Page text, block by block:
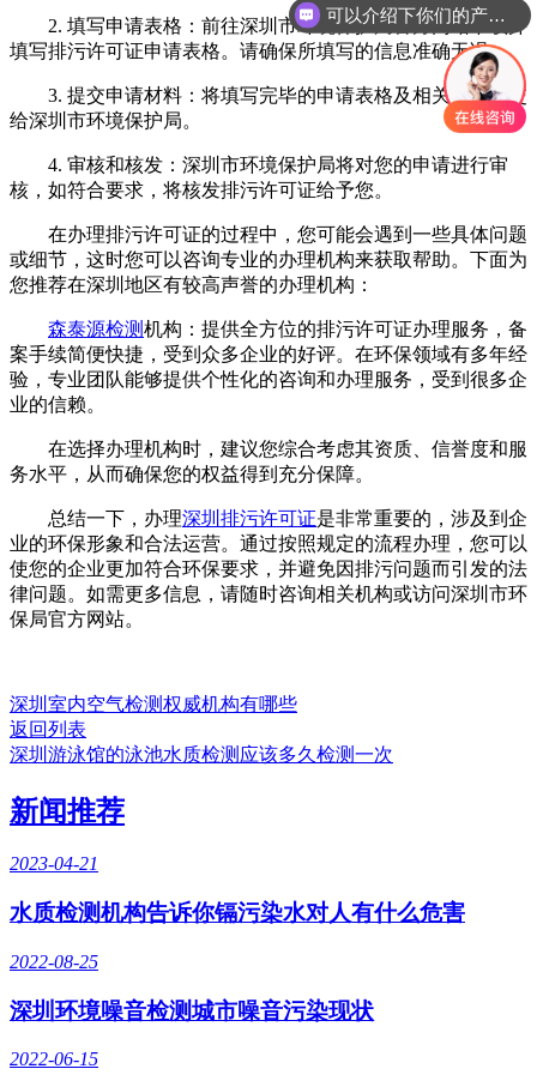
2. 填写申请表格：前往深圳市环境保护局官方网站下载并
填写排污许可证申请表格。请确保所填写的信息准确无误。
3. 提交申请材料：将填写完毕的申请表格及相关附件提交
给深圳市环境保护局。
4. 审核和核发：深圳市环境保护局将对您的申请进行审
核，如符合要求，将核发排污许可证给予您。
在办理排污许可证的过程中，您可能会遇到一些具体问题
或细节，这时您可以咨询专业的办理机构来获取帮助。下面为
您推荐在深圳地区有较高声誉的办理机构：
森泰源检测机构：提供全方位的排污许可证办理服务，备
案手续简便快捷，受到众多企业的好评。在环保领域有多年经
验，专业团队能够提供个性化的咨询和办理服务，受到很多企
业的信赖。
在选择办理机构时，建议您综合考虑其资质、信誉度和服
务水平，从而确保您的权益得到充分保障。
总结一下，办理深圳排污许可证是非常重要的，涉及到企
业的环保形象和合法运营。通过按照规定的流程办理，您可以
使您的企业更加符合环保要求，并避免因排污问题而引发的法
律问题。如需更多信息，请随时咨询相关机构或访问深圳市环
保局官方网站。
深圳室内空气检测权威机构有哪些
返回列表
深圳游泳馆的泳池水质检测应该多久检测一次
新闻推荐
2023-04-21
水质检测机构告诉你镉污染水对人有什么危害
2022-08-25
深圳环境噪音检测城市噪音污染现状
2022-06-15
可以介绍下你们的产品么